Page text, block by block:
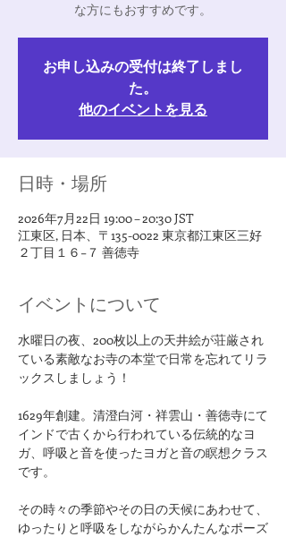
な方にもおすすめです。
お申し込みの受付は終了しまし
た。
他のイベントを見る
日時・場所
2026年7月22日 19:00 – 20:30 JST
江東区, 日本、〒135-0022 東京都江東区三好
２丁目１６−７ 善徳寺
イベントについて
​​水曜日の夜、200枚以上の天井絵が荘厳され
ている素敵なお寺の本堂で日常を忘れてリラ
ックスしましょう！
1629年創建。清澄白河・祥雲山・善徳寺にて
インドで古くから行われている伝統的なヨ
ガ、呼吸と音を使ったヨガと音の瞑想クラス
です。
その時々の季節やその日の天候にあわせて、
ゆったりと呼吸をしながらかんたんなポーズ